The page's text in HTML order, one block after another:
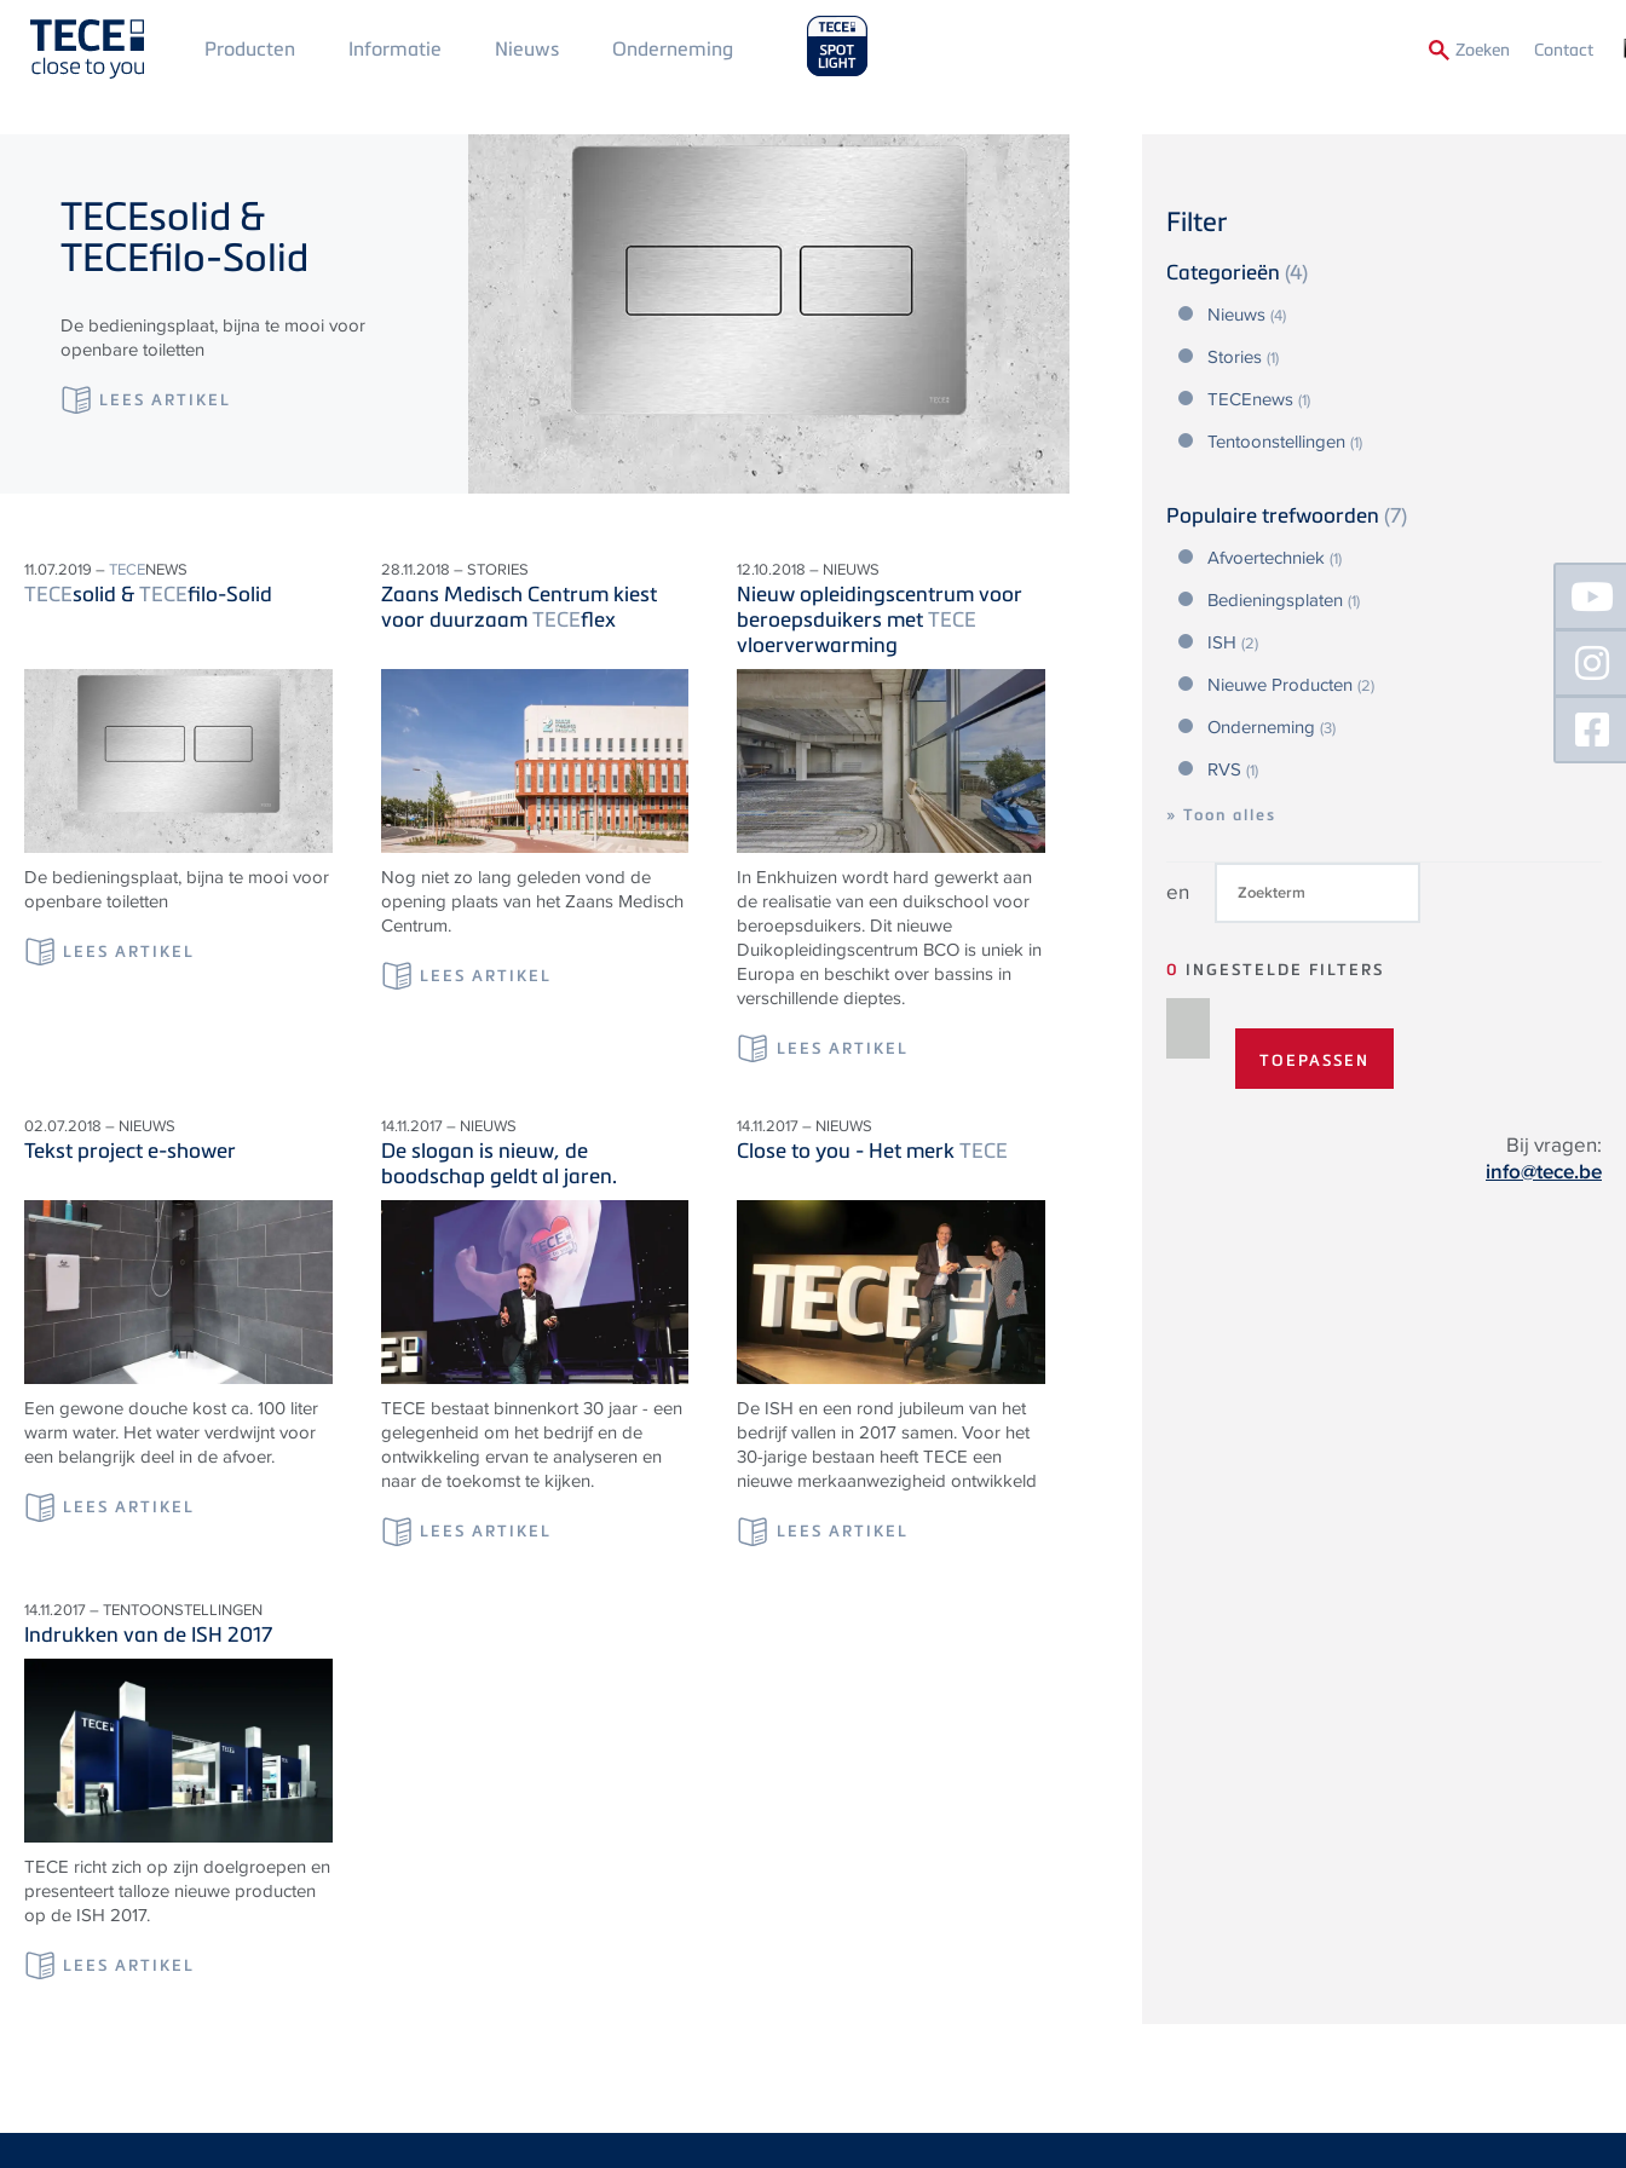
Main
Menü
Producten Informatie Nieuws Main
Menu
Onderneming Zoeken Contact
Filter
Categorieën (4)
Nieuws (4)
Stories (1)
TECEnews (1)
Tentoonstellingen (1)
Populaire trefwoorden (7)
Afvoertechniek (1)
Bedieningsplaten (1)
ISH (2)
Nieuwe Producten (2)
Onderneming (3)
RVS (1)
» Toon alles
en
0 INGESTELDE FILTERS
Bij vragen:
info@tece.be
TECEsolid &
TECEfilo-Solid
De bedieningsplaat, bijna te mooi voor
openbare toiletten
LEES ARTIKEL
11.07.2019 –TECENEWS
TECEsolid &TECEfilo-Solid
De bedieningsplaat, bijna te mooi voor
openbare toiletten
LEES ARTIKEL
28.11.2018 – STORIES
Zaans Medisch Centrum kiest
voor duurzaamTECEflex
Nog niet zo lang geleden vond de
opening plaats van het Zaans Medisch
Centrum.
LEES ARTIKEL
12.10.2018 – NIEUWS
Nieuw opleidingscentrum voor
beroepsduikers metTECE
vloerverwarming
In Enkhuizen wordt hard gewerkt aan
de realisatie van een duikschool voor
beroepsduikers. Dit nieuwe
Duikopleidingscentrum BCO is uniek in
Europa en beschikt over bassins in
verschillende dieptes.
LEES ARTIKEL
02.07.2018 – NIEUWS
Tekst project e-shower
Een gewone douche kost ca. 100 liter
warm water. Het water verdwijnt voor
een belangrijk deel in de afvoer.
LEES ARTIKEL
14.11.2017 – NIEUWS
De slogan is nieuw, de
boodschap geldt al jaren.
TECE bestaat binnenkort 30 jaar - een
gelegenheid om het bedrijf en de
ontwikkeling ervan te analyseren en
naar de toekomst te kijken.
LEES ARTIKEL
14.11.2017 – NIEUWS
Close to you - Het merkTECE
De ISH en een rond jubileum van het
bedrijf vallen in 2017 samen. Voor het
30-jarige bestaan heeft TECE een
nieuwe merkaanwezigheid ontwikkeld
LEES ARTIKEL
14.11.2017 – TENTOONSTELLINGEN
Indrukken van de ISH 2017
TECE richt zich op zijn doelgroepen en
presenteert talloze nieuwe producten
op de ISH 2017.
LEES ARTIKEL
Floating